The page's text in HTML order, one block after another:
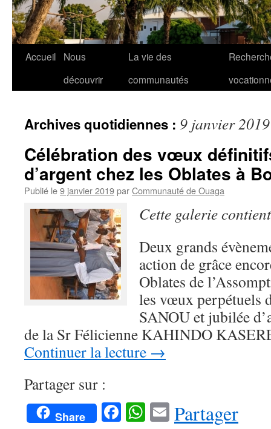
Accueil
Nous
découvrir
La vie des
communautés
Archives quotidiennes : 9 janvier 2019
Célébration des vœux
d’argent chez les Oblates à
Publié le9 janvier 2019parCommunauté de Ouaga
Cette galerie
Deux grands
action de grâce
Oblates de
les vœux perpétuels
SANOU et jubilée
de la Sr Félicienne KAHINDO
Continuer la lecture →
Partager sur :
Share Facebook
WhatsApp
Email
Partager